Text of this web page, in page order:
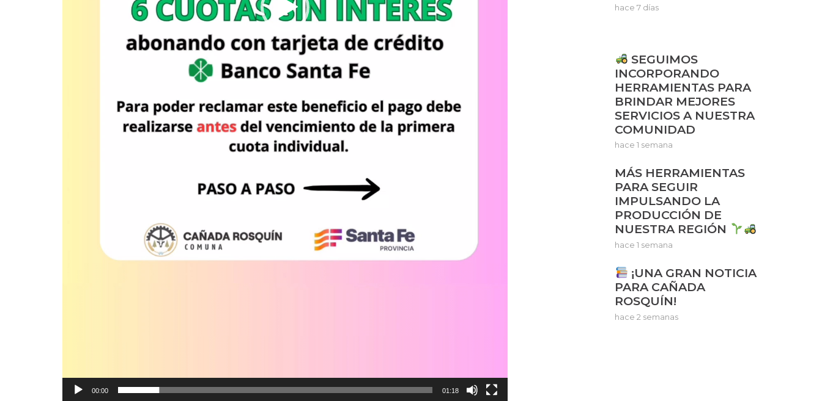
00:00 01:18
hace 7 días
SEGUIMOS
INCORPORANDO
HERRAMIENTAS PARA
BRINDAR MEJORES
SERVICIOS A NUESTRA
COMUNIDAD
hace 1 semana
MÁS HERRAMIENTAS
PARA SEGUIR
IMPULSANDO LA
PRODUCCIÓN DE
NUESTRA REGIÓN
hace 1 semana
¡UNA GRAN NOTICIA
PARA CAÑADA
ROSQUÍN!
hace 2 semanas